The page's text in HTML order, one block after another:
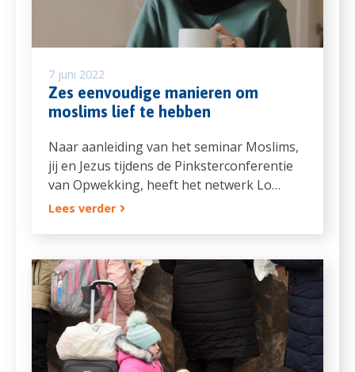
7 juni 2022
Zes eenvoudige manieren om
moslims lief te hebben
Naar aanleiding van het seminar Moslims,
jij en Jezus tijdens de Pinksterconferentie
van Opwekking, heeft het netwerk Lo…
Lees verder